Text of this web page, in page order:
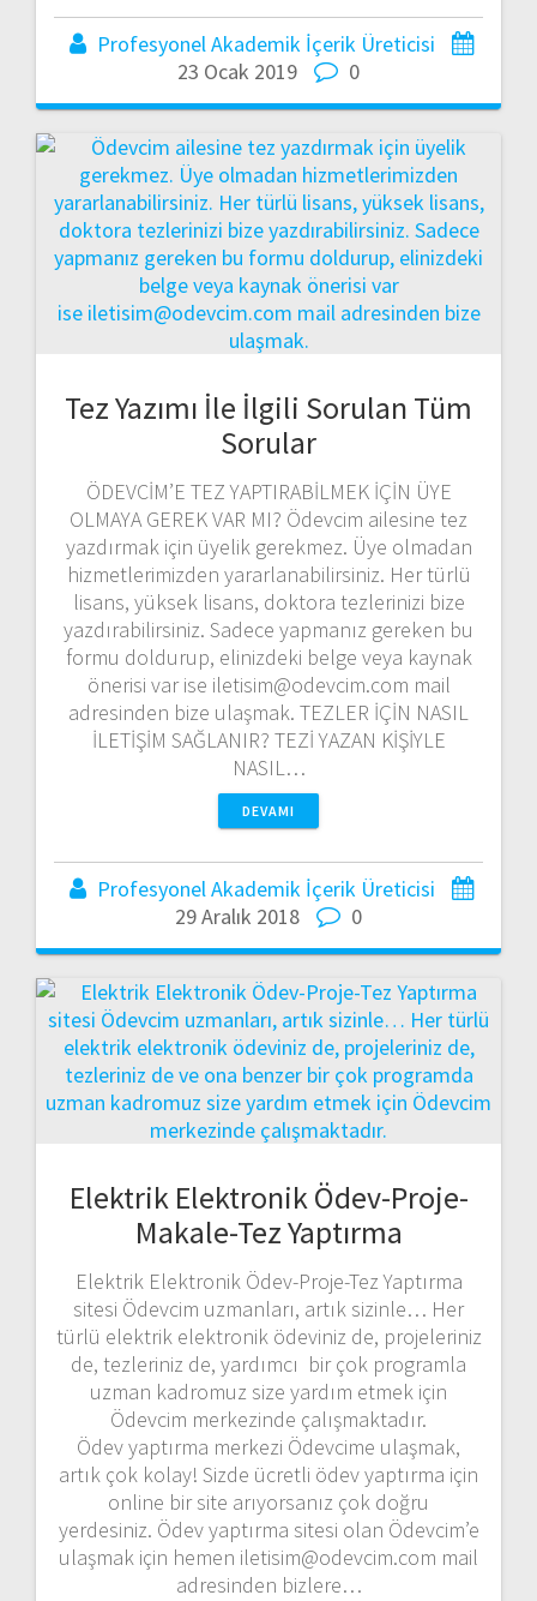
Profesyonel Akademik İçerik Üreticisi
23 Ocak 2019
0
Tez Yazımı İle İlgili Sorulan Tüm
Sorular
ÖDEVCİM’E TEZ YAPTIRABİLMEK İÇİN ÜYE
OLMAYA GEREK VAR MI? Ödevcim ailesine tez
yazdırmak için üyelik gerekmez. Üye olmadan
hizmetlerimizden yararlanabilirsiniz. Her türlü
lisans, yüksek lisans, doktora tezlerinizi bize
yazdırabilirsiniz. Sadece yapmanız gereken bu
formu doldurup, elinizdeki belge veya kaynak
önerisi var ise iletisim@odevcim.com mail
adresinden bize ulaşmak. TEZLER İÇİN NASIL
İLETİŞİM SAĞLANIR? TEZİ YAZAN KİŞİYLE
NASIL…
DEVAMI
Profesyonel Akademik İçerik Üreticisi
29 Aralık 2018
0
Elektrik Elektronik Ödev-Proje-
Makale-Tez Yaptırma
Elektrik Elektronik Ödev-Proje-Tez Yaptırma
sitesi Ödevcim uzmanları, artık sizinle… Her
türlü elektrik elektronik ödeviniz de, projeleriniz
de, tezleriniz de, yardımcı bir çok programla
uzman kadromuz size yardım etmek için
Ödevcim merkezinde çalışmaktadır.
Ödev yaptırma merkezi Ödevcime ulaşmak,
artık çok kolay! Sizde ücretli ödev yaptırma için
online bir site arıyorsanız çok doğru
yerdesiniz. Ödev yaptırma sitesi olan Ödevcim’e
ulaşmak için hemen iletisim@odevcim.com mail
adresinden bizlere…